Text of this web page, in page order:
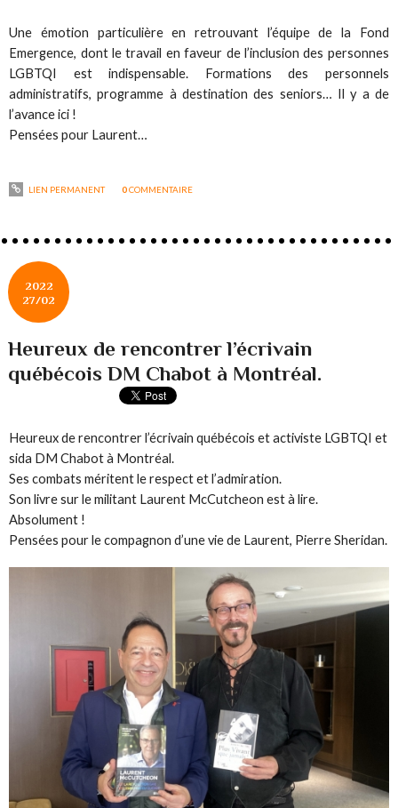
Une émotion particulière en retrouvant l’équipe de la Fond
Emergence, dont le travail en faveur de l’inclusion des personnes
LGBTQI est indispensable. Formations des personnels
administratifs, programme à destination des seniors… Il y a de
l’avance ici !
Pensées pour Laurent…
LIEN PERMANENT 0COMMENTAIRE
2022
27/02
Heureux de rencontrer l’écrivain
québécois DM Chabot à Montréal.
Heureux de rencontrer l’écrivain québécois et activiste LGBTQI et
sida DM Chabot à Montréal.
Ses combats méritent le respect et l’admiration.
Son livre sur le militant Laurent McCutcheon est à lire.
Absolument !
Pensées pour le compagnon d’une vie de Laurent, Pierre Sheridan.